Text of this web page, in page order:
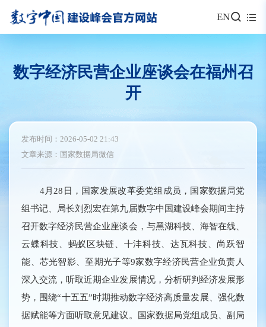
EN
数字经济民营企业座谈会在福州召
开
发布时间：2026-05-02 21:43
文章来源：国家数据局微信
4月28日，国家发展改革委党组成员，国家数据局党
组书记、局长刘烈宏在第九届数字中国建设峰会期间主持
召开数字经济民营企业座谈会，与黑湖科技、海智在线、
云蝶科技、蚂蚁区块链、十沣科技、达瓦科技、尚跃智
能、芯光智影、至期光子等9家数字经济民营企业负责人
深入交流，听取近期企业发展情况，分析研判经济发展形
势，围绕“十五五”时期推动数字经济高质量发展、强化数
据赋能等方面听取意见建议。国家数据局党组成员、副局